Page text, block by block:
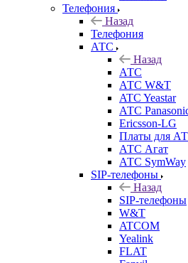
Телефония
Назад
Телефония
АТС
Назад
АТС
АТС W&T
ATC Yeastar
АТС
Ericsson-LG
Платы для
АТС Агат
АТС SymWay
SIP-телефоны
Назад
SIP-телефоны
W&T
ATCOM
Yealink
FLAT